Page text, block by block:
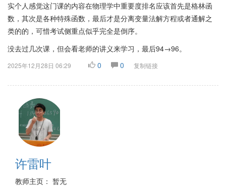
实个人感觉这门课的内容在物理学中重要度排名应该首先是格林函
数，其次是各种特殊函数，最后才是分离变量法解方程或者通解之
类的的，可惜考试侧重点似乎完全是倒序。
没去过几次课，但会看老师的讲义来学习，最后94→96。
2025年12月28日 06:29 0 0 复制链接
许雷叶
教师主页： 暂无